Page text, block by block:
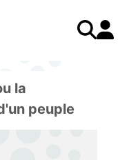
la
peuple